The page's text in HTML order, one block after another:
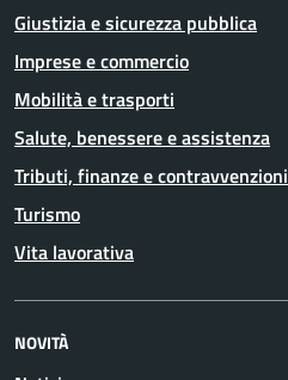
Giustizia e sicurezza pubblica
Imprese e commercio
Mobilità e trasporti
Salute, benessere e assistenza
Tributi, finanze e contravvenzioni
Turismo
Vita lavorativa
NOVITÀ